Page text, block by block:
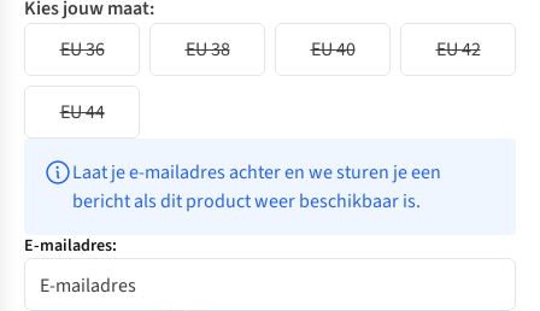
Kies jouw maat:
EU 36
EU 38 EU 40 EU 42
EU 44
Laat je e-mailadres achter en we sturen je een
bericht als dit product weer beschikbaar is.
E-mailadres: